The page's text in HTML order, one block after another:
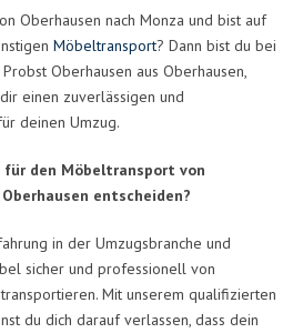
Oberhausen nach Monza und bist auf
Möbeltransport? Dann bist du bei
Oberhausen aus Oberhausen,
einen zuverlässigen und
deinen Umzug.
den Möbeltransport von
entscheiden?
in der Umzugsbranche und
sicher und professionell von
Mit unserem qualifizierten
du dich darauf verlassen, dass dein